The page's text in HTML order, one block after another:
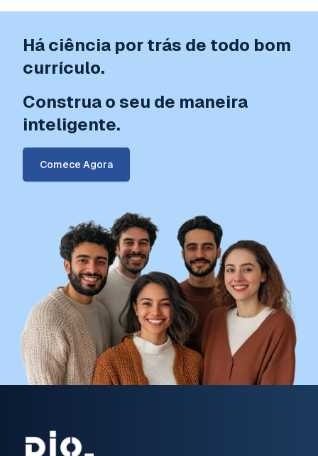
Há ciência por trás de todo bom
currículo.
Construa o seu de maneira
inteligente.
Comece Agora